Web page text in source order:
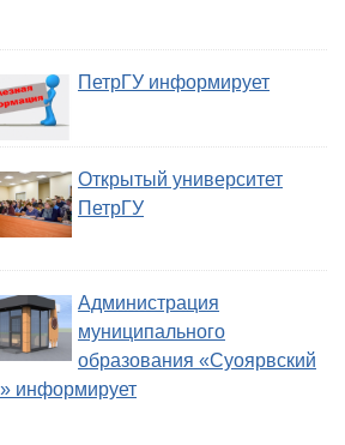
ПетрГУ информирует
Открытый университет
ПетрГУ
Администрация
муниципального
образования «Суоярвский
информирует